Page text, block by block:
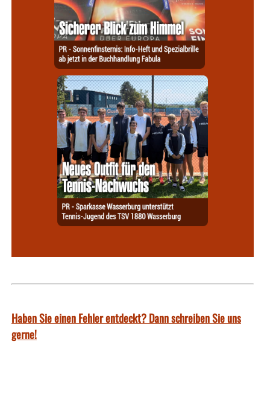
Haben Sie einen Fehler entdeckt? Dann schreiben Sie uns
gerne!